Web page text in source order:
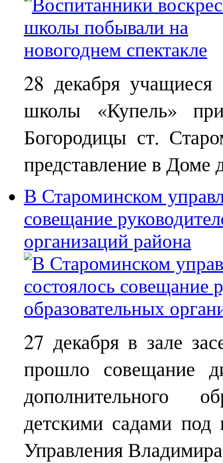
28 декабря
школы «Купель»
Богородицы ст.
представление в Доме
В Староминском
совещание
организаций района
27 декабря в зале
прошло совещание
дополнительного
детскими садами под
Управления